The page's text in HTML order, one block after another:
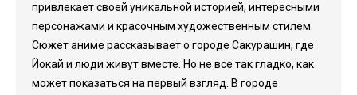
привлекает своей уникальной историей, интересными
персонажами и красочным художественным стилем.
Сюжет аниме рассказывает о городе Сакурашин, где
Йокай и люди живут вместе. Но не все так гладко, как
может показаться на первый взгляд. В городе